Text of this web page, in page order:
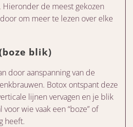
de meest gekozen
om meer te lezen over elke
blik)
door aanspanning van de
Botox ontspant deze
lijnen vervagen en je blik
wie vaak een “boze” of
heeft.